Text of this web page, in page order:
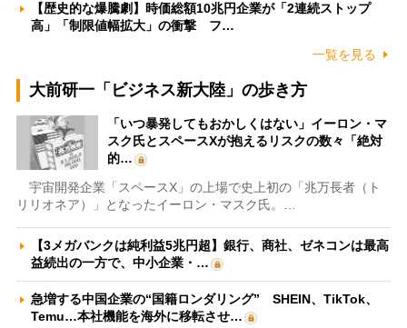
【歴史的な爆騰劇】時価総額10兆円企業が「2連続ストップ
高」「制限値幅拡大」の衝撃 フ…
一覧を見る
大前研一「ビジネス新大陸」の歩き方
「いつ暴発してもおかしくはない」イーロン・マ
スク氏とスペースXが抱えるリスクの数々「絶対
的…
宇宙開発企業「スペースX」の上場で史上初の「兆万長者（ト
リリオネア）」となったイーロン・マスク氏。…
【3メガバンクは純利益5兆円超】銀行、商社、ゼネコンは最高
益続出の一方で、中小企業・…
急増する中国企業の“国籍ロンダリング” SHEIN、TikTok、
Temu…本社機能を海外に移転させ…